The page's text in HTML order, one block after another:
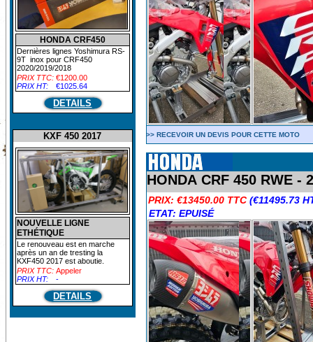
HONDA CRF450
Dernières lignes Yoshimura RS-
9T inox pour CRF450
2020/2019/2018
PRIX TTC: €1200.00
PRIX HT:
€1025.64
DETAILS
KXF 450 2017
NOUVELLE LIGNE
ETHÉTIQUE
Le renouveau est en marche
après un an de tresting la
KXF450 2017 est aboutie.
PRIX TTC: Appeler
PRIX HT:
-
DETAILS
>> RECEVOIR UN DEVIS POUR CETTE MOTO
HONDA CRF 450 RWE -
PRIX: €13450.00 TTC (€11495.73
ETAT: EPUISÉ